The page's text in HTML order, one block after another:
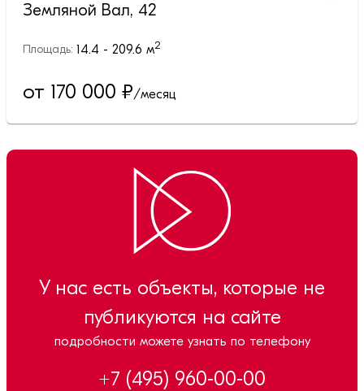
Земляной Вал, 42
Площадь: 14.4 - 209.6 м2
от 170 000 ₽/месяц
У нас есть объекты, которые не
публикуются на сайте
подробности можете узнать по телефону
+7 (495) 960-00-00